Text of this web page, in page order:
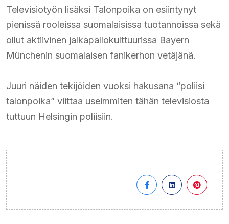
Televisiotyön lisäksi Talonpoika on esiintynyt
pienissä rooleissa suomalaisissa tuotannoissa sekä
ollut aktiivinen jalkapallokulttuurissa Bayern
Münchenin suomalaisen fanikerhon vetäjänä.
Juuri näiden tekijöiden vuoksi hakusana “poliisi
talonpoika” viittaa useimmiten tähän televisiosta
tuttuun Helsingin poliisiin.